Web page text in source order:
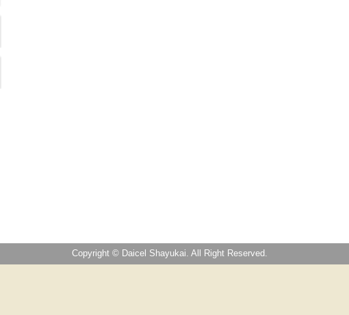
Copyright © Daicel Shayukai. All Right Reserved.